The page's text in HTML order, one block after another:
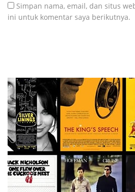
Simpan nama, email, dan situs
ini untuk komentar saya berikutnya.